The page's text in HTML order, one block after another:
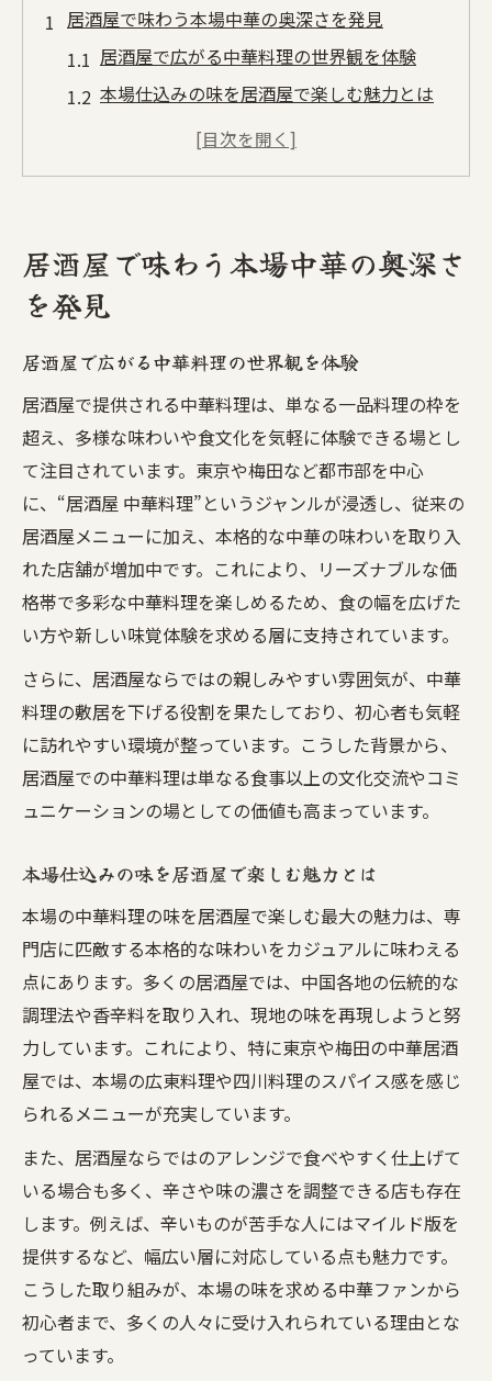
居酒屋で味わう本場中華の奥深さを発見
居酒屋で広がる中華料理の世界観を体験
本場仕込みの味を居酒屋で楽しむ魅力とは
居酒屋中華で味わう定番料理の奥深さに迫
中華居酒屋ならではの本格料理の選び方ガ
イド
方
居酒屋でおしゃれな中華料理体験を叶える
コツ
雰囲気重視で選ぶ中華居酒屋のポイントを
解説
居酒屋で中華料理を楽しむおしゃれな空間
作り
おすすめの中華居酒屋で味と雰囲気を両立
中華料理の定番を居酒屋スタイルで堪能するコ
居酒屋で楽しむ中華料理定番メニューの選
び方
満喫
中華居酒屋で失敗しないオーダー方法を伝
授
居酒屋ならではの中華料理アレンジの魅力
とは
定番中華を居酒屋で美味しく味わう工夫を
紹介
失敗しない居酒屋中華選びのポイントとは
居酒屋選びで中華料理を満喫するための注
意点
口コミや雰囲気で選ぶ安心の中華居酒屋ガ
イド
居酒屋中華で後悔しない店選びの基準を解
説
コスパ重視で選ぶ中華居酒屋の選択術とは
居酒屋で味わう本場中華の奥深さ
を発見
居酒屋で広がる中華料理の世界観を体験
居酒屋で提供される中華料理は、単なる一品料理の枠を
超え、多様な味わいや食文化を気軽に体験できる場とし
て注目されています。東京や梅田など都市部を中心
に、“居酒屋 中華料理”というジャンルが浸透し、従来の
居酒屋メニューに加え、本格的な中華の味わいを取り入
れた店舗が増加中です。これにより、リーズナブルな価
格帯で多彩な中華料理を楽しめるため、食の幅を広げた
い方や新しい味覚体験を求める層に支持されています。
さらに、居酒屋ならではの親しみやすい雰囲気が、中華
料理の敷居を下げる役割を果たしており、初心者も気軽
に訪れやすい環境が整っています。こうした背景から、
居酒屋での中華料理は単なる食事以上の文化交流やコミ
ュニケーションの場としての価値も高まっています。
本場仕込みの味を居酒屋で楽しむ魅力とは
本場の中華料理の味を居酒屋で楽しむ最大の魅力は、専
門店に匹敵する本格的な味わいをカジュアルに味わえる
点にあります。多くの居酒屋では、中国各地の伝統的な
調理法や香辛料を取り入れ、現地の味を再現しようと努
力しています。これにより、特に東京や梅田の中華居酒
屋では、本場の広東料理や四川料理のスパイス感を感じ
られるメニューが充実しています。
また、居酒屋ならではのアレンジで食べやすく仕上げて
いる場合も多く、辛さや味の濃さを調整できる店も存在
します。例えば、辛いものが苦手な人にはマイルド版を
提供するなど、幅広い層に対応している点も魅力です。
こうした取り組みが、本場の味を求める中華ファンから
初心者まで、多くの人々に受け入れられている理由とな
っています。